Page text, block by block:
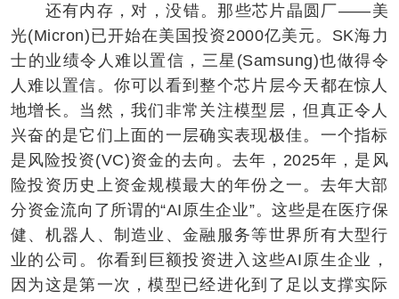
还有内存，对，没错。那些芯片晶圆厂——美
光(Micron)已开始在美国投资2000亿美元。SK海力
士的业绩令人难以置信，三星(Samsung)也做得令
人难以置信。你可以看到整个芯片层今天都在惊人
地增长。当然，我们非常关注模型层，但真正令人
兴奋的是它们上面的一层确实表现极佳。一个指标
是风险投资(VC)资金的去向。去年，2025年，是风
险投资历史上资金规模最大的年份之一。去年大部
分资金流向了所谓的“AI原生企业”。这些是在医疗保
健、机器人、制造业、金融服务等世界所有大型行
业的公司。你看到巨额投资进入这些AI原生企业，
因为这是第一次，模型已经进化到了足以支撑实际